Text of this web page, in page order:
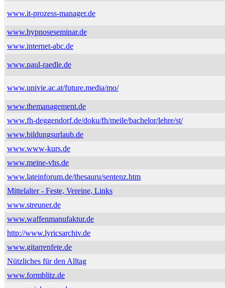
www.it-prozess-manager.de
www.hypnoseseminar.de
www.internet-abc.de
www.paul-raedle.de
www.univie.ac.at/future.media/mo/
www.themanagement.de
www.fh-deggendorf.de/doku/fh/meile/bachelor/lehre/st/
www.bildungsurlaub.de
www.www-kurs.de
www.meine-vhs.de
www.lateinforum.de/thesauru/sentenz.htm
Mittelalter - Feste, Vereine, Links
www.streuner.de
www.waffenmanufaktur.de
http://www.lyricsarchiv.de
www.gitarrenfete.de
Nützliches für den Alltag
www.formblitz.de